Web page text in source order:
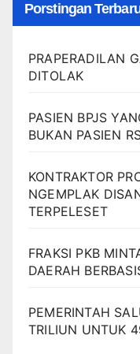
Porstingan
PRAPERADILAN
DITOLAK
PASIEN BPJS
BUKAN PASIEN
KONTRAKTOR
NGEMPLAK
TERPELESET
FRAKSI PKB
DAERAH
PEMERINTAH
TRILIUN UNTUK